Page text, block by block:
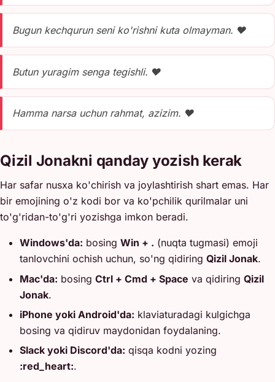
Bugun kechqurun seni ko'rishni kuta olmayman. ❤️
Butun yuragim senga tegishli. ❤️
Hamma narsa uchun rahmat, azizim. ❤️
Qizil Jonakni qanday yozish kerak
Har safar nusxa ko'chirish va joylashtirish shart emas. Har
bir emojining o'z kodi bor va ko'pchilik qurilmalar uni
to'g'ridan-to'g'ri yozishga imkon beradi.
Windows'da: bosing Win + . (nuqta tugmasi) emoji
tanlovchini ochish uchun, so'ng qidiring Qizil Jonak.
Mac'da: bosing Ctrl + Cmd + Space va qidiring Qizil
Jonak.
iPhone yoki Android'da: klaviaturadagi kulgichga
bosing va qidiruv maydonidan foydalaning.
Slack yoki Discord'da: qisqa kodni yozing
:red_heart:.